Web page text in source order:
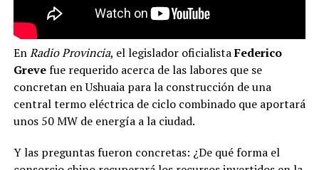
EnRadio Provincia, el legislador oficialistaFederico
Grevefue requerido acerca de las labores que se
concretan en Ushuaia para la construcción de una
central termo eléctrica de ciclo combinado que aportará
unos 50 MW de energía a la ciudad.
Y las preguntas fueron concretas: ¿De qué forma el